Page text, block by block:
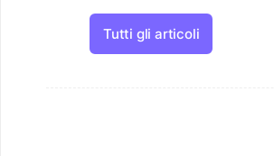
Tutti gli articoli